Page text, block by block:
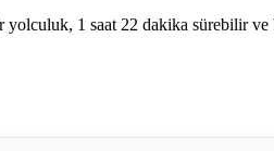
1 saat 22 dakika sürebilir ve